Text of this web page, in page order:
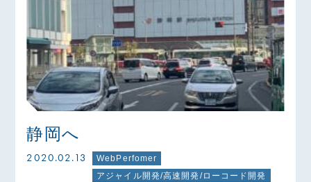
静岡へ
2020.02.13
WebPerfomer
アジャイル開発/高速開発/ローコード開発